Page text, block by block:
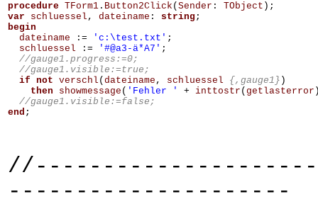
procedure TForm1 . Button2Click ( Sender : TObject );
var
schluessel , dateiname : string ;
begin
dateiname
:= 'c:\test.txt' ;
schluessel
:= '#@a3-ä*A7' ;
if not verschl ( dateiname , schluessel {,gauge1} )
then
showmessage ( 'Fehler ' + inttostr ( getlasterror
end ;
---------------------